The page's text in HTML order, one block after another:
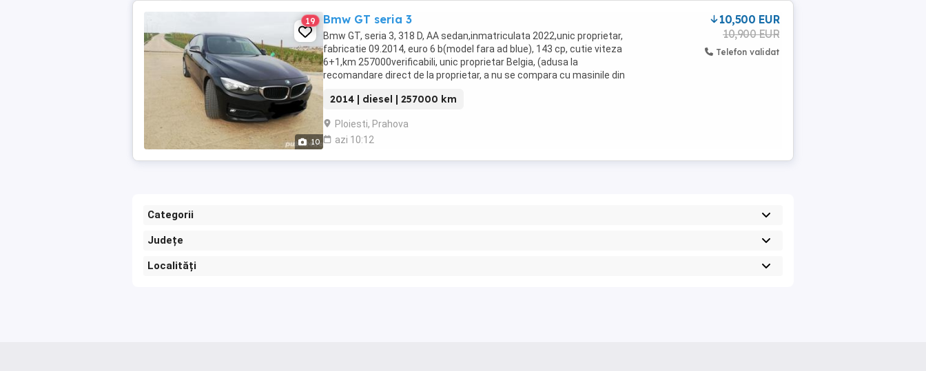
10
19 Bmw GT seria 3
Bmw GT, seria 3, 318 D, AA sedan,inmatriculata 2022,unic proprietar,
fabricatie 09.2014, euro 6 b(model fara ad blue), 143 cp, cutie viteza
6+1,km 257000verificabili, unic proprietar Belgia, (adusa la
recomandare direct de la proprietar, a nu se compara cu masinile din
2014 | diesel | 257000 km
Ploiesti, Prahova
azi 10:12
10,500 EUR
10,900 EUR
Telefon validat
Categorii
Județe
Localități